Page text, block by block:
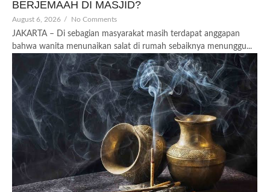
BERJEMAAH DI MASJID?
August 6, 2026 / No Comments
JAKARTA – Di sebagian masyarakat masih terdapat anggapan
bahwa wanita menunaikan salat di rumah sebaiknya menunggu...